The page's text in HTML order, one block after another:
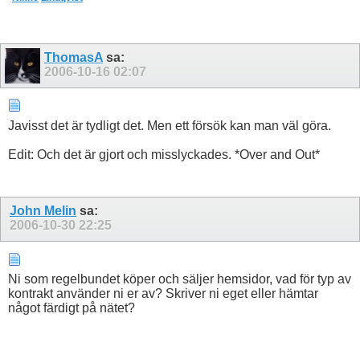
ThomasA sa:
2006-10-16 02:07
Javisst det är tydligt det. Men ett försök kan man väl göra.
Edit: Och det är gjort och misslyckades. *Over and Out*
John Melin sa:
2006-10-30 22:25
Ni som regelbundet köper och säljer hemsidor, vad för typ av
kontrakt använder ni er av? Skriver ni eget eller hämtar
något färdigt på nätet?